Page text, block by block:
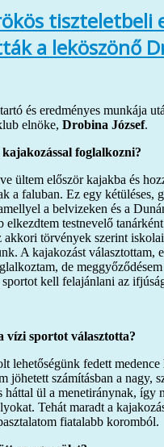
tiszteletbeli
a leköszönő
és eredményes munkája
elnöke, Drobina József.
foglalkozni?
ültem először kajakba és
a faluban. Ez egy kétüléses,
a belvizeken és a
elkezdtem testnevelő
akkori törvények szerint
A kajakozást választottam,
de
kell felajánlani az
vízi sportot választotta?
lehetőségünk fedett
jöhetett számításban a nagy,
háttal ül a menetiránynak, így
Tehát maradt a
fiatalabb koromból.